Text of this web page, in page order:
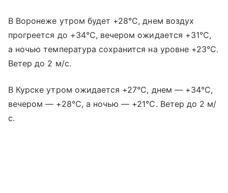
В Воронеже утром будет +28°C, днем воздух
прогреется до +34°C, вечером ожидается +31°C,
а ночью температура сохранится на уровне +23°C.
Ветер до 2 м/с.
В Курске утром ожидается +27°C, днем — +34°C,
вечером — +28°C, а ночью — +21°C. Ветер до 2 м/
с.